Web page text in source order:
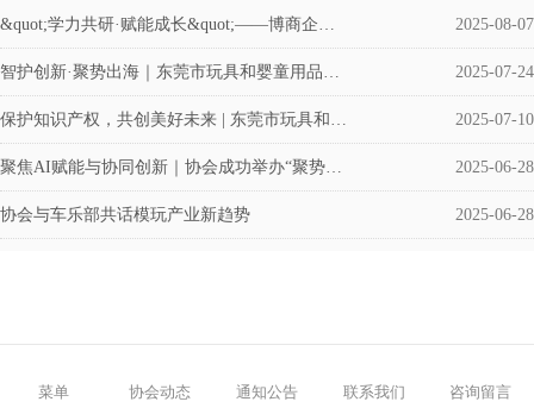
&quot;学力共研·赋能成长&quot;——博商企业交流会圆满举行 2025-08-07
智护创新·聚势出海｜东莞市玩具和婴童用品企业涉外知识产权交流会成功举办 2025-07-24
保护知识产权，共创美好未来 | 东莞市玩具和婴童用品协会积极筹备成立维权援助工作站 2025-07-10
聚焦AI赋能与协同创新｜协会成功举办“聚势·共赢”企业交流活动 2025-06-28
协会与车乐部共话模玩产业新趋势 2025-06-28
菜单 协会动态 通知公告 联系我们 咨询留言